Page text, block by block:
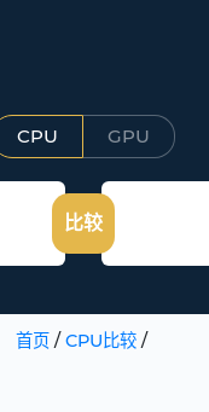
CPU GPU
比较
首页/ CPU比较/